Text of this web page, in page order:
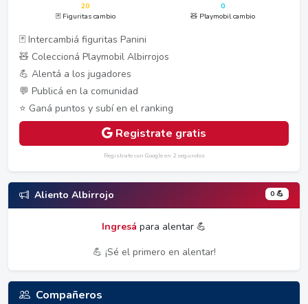
20
🃏 Figuritas cambio
0
🧸 Playmobil cambio
🃏 Intercambiá figuritas Panini
🧸 Coleccioná Playmobil Albirrojos
💪 Alentá a los jugadores
💬 Publicá en la comunidad
⭐ Ganá puntos y subí en el ranking
Registrate gratis
Registrate con Google en 2 segundos
Aliento Albirrojo 0 💪
Ingresá para alentar 💪
💪 ¡Sé el primero en alentar!
Compañeros